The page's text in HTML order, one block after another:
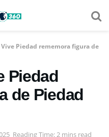
Piedad rememora figura de
Piedad
de Piedad
Reading Time: 2 mins read